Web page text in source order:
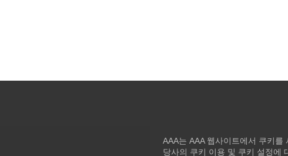
AAA는 AAA 웹사이트에서 쿠키
당사의 쿠키 이용 및 쿠키 설정에